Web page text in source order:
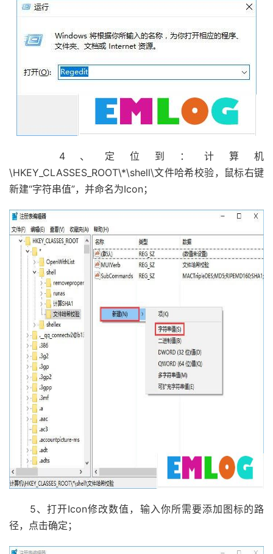
4、定位到：计算机
\HKEY_CLASSES_ROOT\*\shell\文件哈希校验，鼠标右键
新建“字符串值”，并命名为Icon；
5、打开Icon修改数值，输入你所需要添加图标的路
径，点击确定；